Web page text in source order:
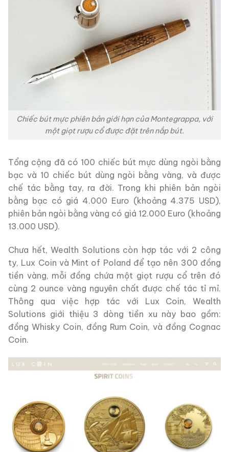
Chiếc bút mực phiên bản giới hạn của Montegrappa, với
một giọt rượu cổ được đặt trên nắp bút.
Tổng cộng đã có 100 chiếc bút mực dùng ngòi bằng
bạc và 10 chiếc bút dùng ngòi bằng vàng, và được
chế tác bằng tay, ra đời. Trong khi phiên bản ngòi
bằng bạc có giá 4.000 Euro (khoảng 4.375 USD),
phiên bản ngòi bằng vàng có giá 12.000 Euro (khoảng
13.000 USD).
Chưa hết, Wealth Solutions còn hợp tác với 2 công
ty, Lux Coin và Mint of Poland để tạo nên 300 đồng
tiền vàng, mỗi đồng chứa một giọt rượu cổ trên đó
cùng 2 ounce vàng nguyên chất được chế tác tỉ mỉ.
Thông qua việc hợp tác với Lux Coin, Wealth
Solutions giới thiệu 3 dòng tiền xu này bao gồm:
đồng Whisky Coin, đồng Rum Coin, và đồng Cognac
Coin.